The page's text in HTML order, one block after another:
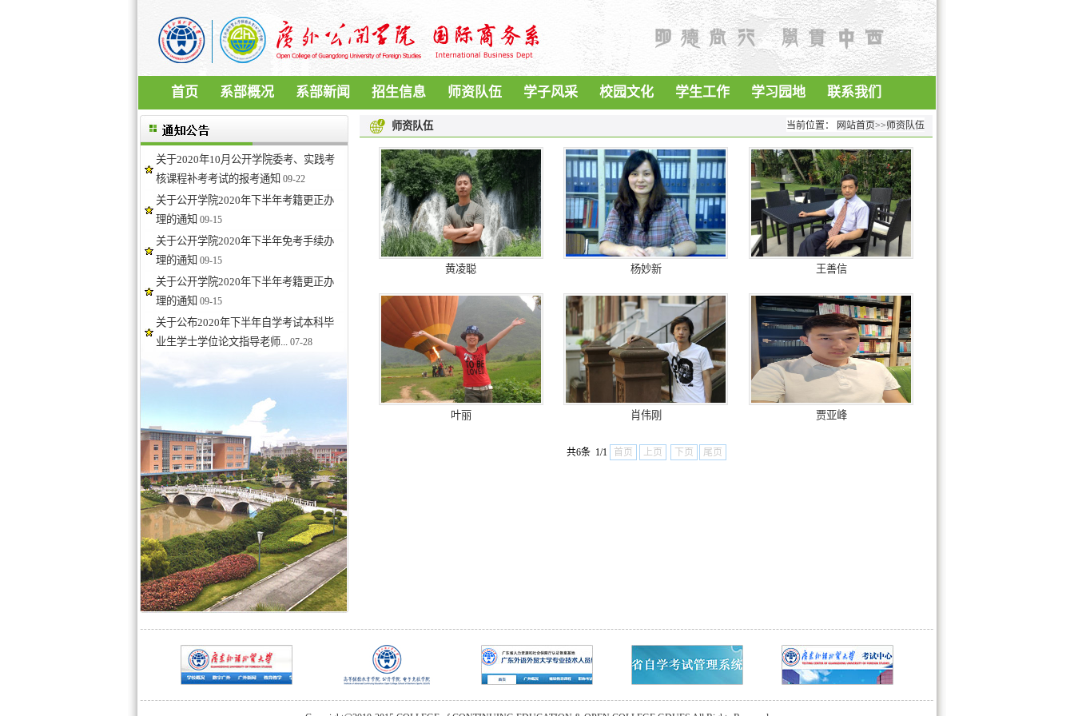
首页 系部概况 系部新闻 招生信息 师资队伍 学子风采 校园文化 学生工作 学习园地 联系我们
关于2020年10月公开学院委考、实践考
核课程补考考试的报考通知 09-22
关于公开学院2020年下半年考籍更正办
理的通知 09-15
关于公开学院2020年下半年免考手续办
理的通知 09-15
关于公开学院2020年下半年考籍更正办
理的通知 09-15
关于公布2020年下半年自学考试本科毕
业生学士学位论文指导老师... 07-28
师资队伍 当前位置： 网站首页>>师资队伍
黄凌聪 杨妙新 王善信
叶丽 肖伟刚 贾亚峰
共6条 1/1 首页 上页 下页 尾页